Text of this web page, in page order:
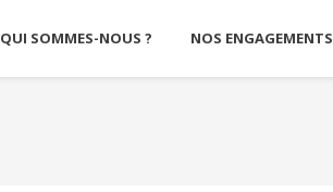
QUI SOMMES-NOUS ? NOS ENGAGEMENTS